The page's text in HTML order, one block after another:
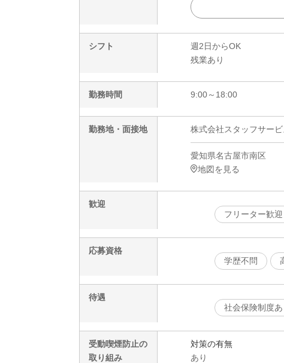
シフト
週2日からOK
残業あり
勤務時間 9:00～18:00
勤務地・面接地 株式会社スタッフサー
愛知県名古屋市南区
地図を見る
歓迎
フリーター歓迎
応募資格
学歴不問
待遇
社会保険制度あ
受動喫煙防止の
取り組み
対策の有無
あり